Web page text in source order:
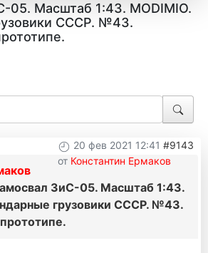
05. Масштаб 1:43. MODIMIO.
СССР. №43.
20 фев 2021 12:41 #9143
от Константин Ермаков
ЗиС-05. Масштаб 1:43.
грузовики СССР. №43.